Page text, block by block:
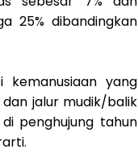
25% dibandingkan
kemanusiaan yang
jalur mudik/balik
penghujung tahun